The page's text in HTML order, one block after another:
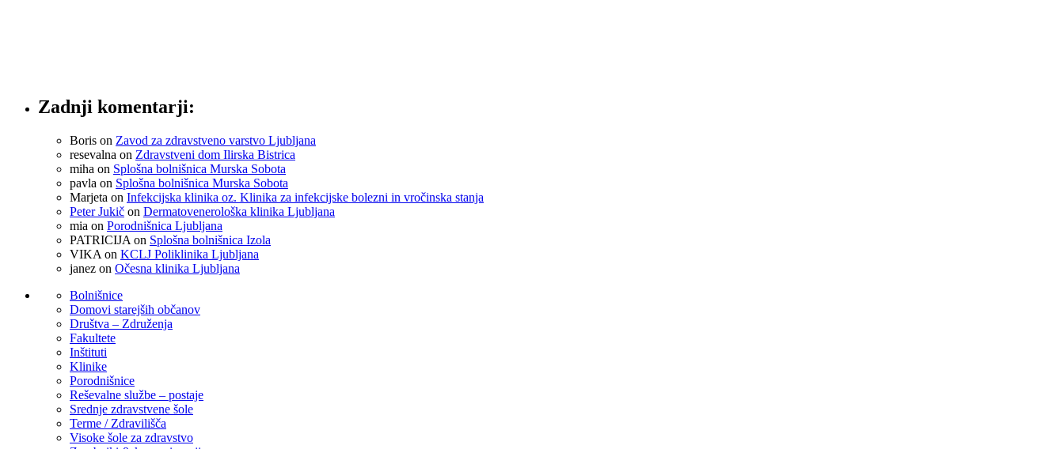
Zadnji komentarji:
Boris on Zavod za zdravstveno varstvo Ljubljana
resevalna on Zdravstveni dom Ilirska Bistrica
miha on Splošna bolnišnica Murska Sobota
pavla on Splošna bolnišnica Murska Sobota
Marjeta on Infekcijska klinika oz. Klinika za infekcijske bolezni in vročinska stanja
Peter Jukič on Dermatovenerološka klinika Ljubljana
mia on Porodnišnica Ljubljana
PATRICIJA on Splošna bolnišnica Izola
VIKA on KCLJ Poliklinika Ljubljana
janez on Očesna klinika Ljubljana
Bolnišnice
Domovi starejših občanov
Društva – Združenja
Fakultete
Inštituti
Klinike
Porodnišnice
Reševalne službe – postaje
Srednje zdravstvene šole
Terme / Zdravilišča
Visoke šole za zdravstvo